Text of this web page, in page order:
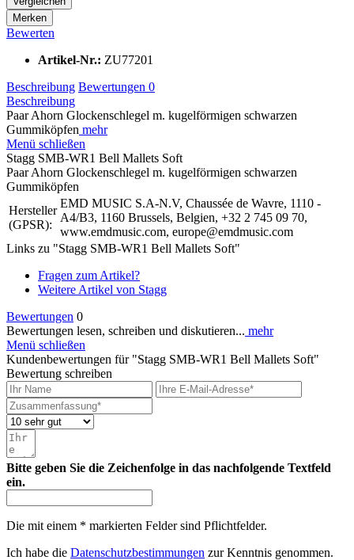
Merken
Bewerten
Artikel-Nr.: ZU77201
Beschreibung Bewertungen 0
Beschreibung
Paar Ahorn Glockenschlegel m. kugelförmigen schwarzen
Gummiköpfen mehr
Menü schließen
Stagg SMB-WR1 Bell Mallets Soft
Paar Ahorn Glockenschlegel m. kugelförmigen schwarzen
Gummiköpfen
Hersteller
(GPSR):
EMD MUSIC S.A-N.V, Chaussée de Wavre, 1110 -
A4/B3, 1160 Brussels, Belgien, +32 2 745 09 70,
www.emdmusic.com, europe@emdmusic.com
Links zu "Stagg SMB-WR1 Bell Mallets Soft"
Fragen zum Artikel?
Weitere Artikel von Stagg
Bewertungen 0
Bewertungen lesen, schreiben und diskutieren... mehr
Menü schließen
Kundenbewertungen für "Stagg SMB-WR1 Bell Mallets Soft"
Bewertung schreiben
Bitte geben Sie die Zeichenfolge in das nachfolgende Textfeld
ein.
Die mit einem * markierten Felder sind Pflichtfelder.
Ich habe die Datenschutzbestimmungen zur Kenntnis genommen.